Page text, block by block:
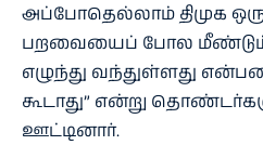
அப்போதெல்லாம் திமுக
பறவையைப் போல மீண்டும்
எழுந்து வந்துள்ளது
கூடாது” என்று
ஊட்டினார்.